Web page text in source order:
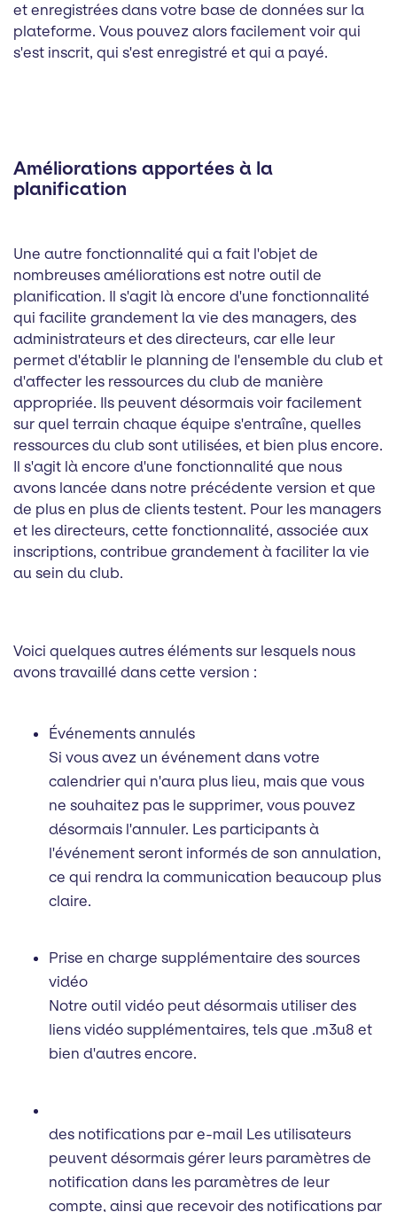
et enregistrées dans votre base de données sur la
plateforme. Vous pouvez alors facilement voir qui
s'est inscrit, qui s'est enregistré et qui a payé.
Améliorations apportées à la
planification
Une autre fonctionnalité qui a fait l'objet de
nombreuses améliorations est notre outil de
planification. Il s'agit là encore d'une fonctionnalité
qui facilite grandement la vie des managers, des
administrateurs et des directeurs, car elle leur
permet d'établir le planning de l'ensemble du club et
d'affecter les ressources du club de manière
appropriée. Ils peuvent désormais voir facilement
sur quel terrain chaque équipe s'entraîne, quelles
ressources du club sont utilisées, et bien plus encore.
Il s'agit là encore d'une fonctionnalité que nous
avons lancée dans notre précédente version et que
de plus en plus de clients testent. Pour les managers
et les directeurs, cette fonctionnalité, associée aux
inscriptions, contribue grandement à faciliter la vie
au sein du club.
Voici quelques autres éléments sur lesquels nous
avons travaillé dans cette version :
Événements annulés
Si vous avez un événement dans votre
calendrier qui n'aura plus lieu, mais que vous
ne souhaitez pas le supprimer, vous pouvez
désormais l'annuler. Les participants à
l'événement seront informés de son annulation,
ce qui rendra la communication beaucoup plus
claire.
Prise en charge supplémentaire des sources
vidéo
Notre outil vidéo peut désormais utiliser des
liens vidéo supplémentaires, tels que .m3u8 et
bien d'autres encore.
des notifications par e-mail Les utilisateurs
peuvent désormais gérer leurs paramètres de
notification dans les paramètres de leur
compte, ainsi que recevoir des notifications par